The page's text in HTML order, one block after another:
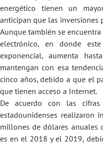
energético tienen un
anticipan que las inversiones
Aunque también se
electrónico, en donde
exponencial, aumenta
mantengan con esa
cinco años, debido a que el
que tienen acceso a Internet.
De acuerdo con las
estadounidenses realizaron
millones de dólares anuales
es en el 2018 y el 2019,